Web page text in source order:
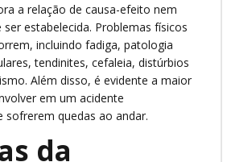
a relação de causa-efeito nem
estabelecida. Problemas físicos
incluindo fadiga, patologia
tendinites, cefaleia, distúrbios
Além disso, é evidente a maior
em um acidente
sofrerem quedas ao andar.
da